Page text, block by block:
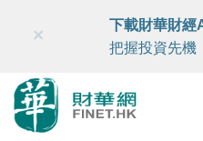
財華智庫網 FINTV
×
下載財華財經
把握投資先機